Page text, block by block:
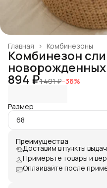
Комбинезоны
Главная ›
Комбинезон
новорожденных
894 ₽1 401 ₽−36%
Размер
68
Преимущества
Доставим в пункты
Примерьте товары и
Оплаивайте после